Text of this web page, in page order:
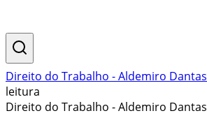
Direito do Trabalho - Aldemiro Dantas
leitura
Direito do Trabalho - Aldemiro Dantas